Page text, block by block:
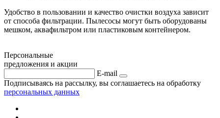
Удобство в пользовании и качество очистки воздуха зависит
от способа фильтрации. Пылесосы могут быть оборудованы
мешком, аквафильтром или пластиковым контейнером.
Персональные
предложения и акции
E-mail
Подписываясь на рассылку, вы соглашаетесь на обработку
персональных данных